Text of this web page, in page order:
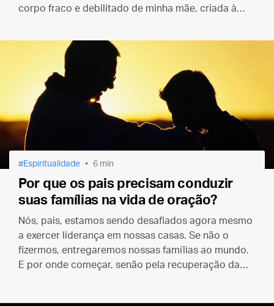
corpo fraco e debilitado de minha mãe, criada à
Espiritualidade 6 min
Por que os pais precisam conduzir
suas famílias na vida de oração?
Nós, pais, estamos sendo desafiados agora mesmo
a exercer liderança em nossas casas. Se não o
fizermos, entregaremos nossas famílias ao mundo.
E por onde começar, senão pela recuperação da